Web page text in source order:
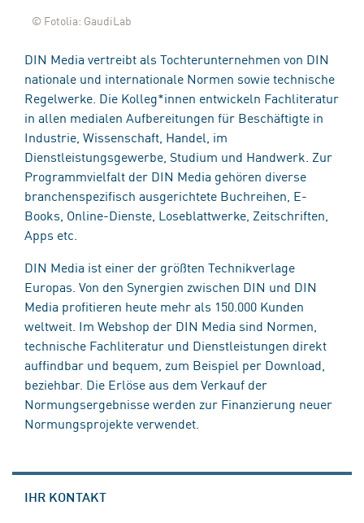
© Fotolia: GaudiLab
DIN Media vertreibt als Tochterunternehmen von DIN
nationale und internationale Normen sowie technische
Regelwerke. Die Kolleg*innen entwickeln Fachliteratur
in allen medialen Aufbereitungen für Beschäftigte in
Industrie, Wissenschaft, Handel, im
Dienstleistungsgewerbe, Studium und Handwerk. Zur
Programmvielfalt der DIN Media gehören diverse
branchenspezifisch ausgerichtete Buchreihen, E-
Books, Online-Dienste, Loseblattwerke, Zeitschriften,
Apps etc.
DIN Media ist einer der größten Technikverlage
Europas. Von den Synergien zwischen DIN und DIN
Media profitieren heute mehr als 150.000 Kunden
weltweit. Im Webshop der DIN Media sind Normen,
technische Fachliteratur und Dienstleistungen direkt
auffindbar und bequem, zum Beispiel per Download,
beziehbar. Die Erlöse aus dem Verkauf der
Normungsergebnisse werden zur Finanzierung neuer
Normungsprojekte verwendet.
IHR KONTAKT